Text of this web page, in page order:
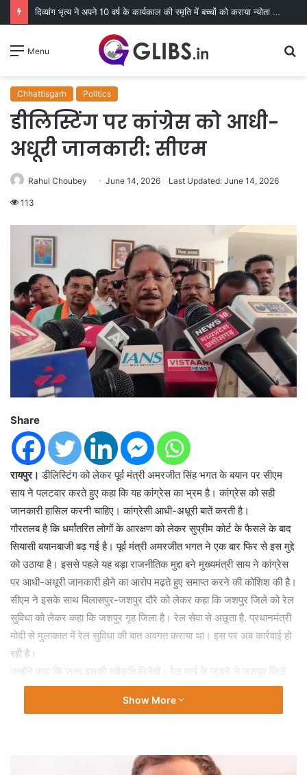
दिव्यांग भृत्य ने अपने 10 वर्ष के कार्यकाल की स्मृति में बच्चों को कराया न्योता भोज
Menu
Chhattisgarh Politics
डीलिस्टिंग पर कांग्रेस को आधी-
अधूरी जानकारी: सीएम
Rahul Choubey June 14, 2026 Last Updated: June 14, 2026
113
Share
रायपुर। डीलिस्टिंग को लेकर पूर्व मंत्री अमरजीत सिंह भगत के बयान पर सीएम
साय ने पलटवार करते हुए कहा कि यह कांग्रेस का भ्रम है। कांग्रेस को सही
जानकारी हासिल करनी चाहिए। कांग्रेसी आधी-अधूरी बातें करती है।
गौरतलब है कि धर्मांतरित लोगों के आरक्षण को लेकर सुप्रीम कोर्ट के फैसले के बाद
सियासी बयानबाजी बढ़ गई है। पूर्व मंत्री अमरजीत भगत ने एक बार फिर से इस मुद्दे
को उठाया है। इससे पहले यह बड़ा राजनीतिक मुद्दा बने मुख्यमंत्री साय ने कांग्रेस
पर आधी-अधूरी जानकारी होने का आरोप मढ़ते हुए समाप्त करने की कोशिश की है।
सीएम ने इसके साथ बिलासपुर-जशपुर दौरे को लेकर कहा कि जशपुर जिले को रेल
सुविधा को लेकर कहा कि जशपुर गृह जिला है। रेल सेवा से अछूता है. प्रधानमंत्री
मोदी से मुलाकात में रेल सुविधा की बात अवगत कराया था। इस पर अब कार्रवाई हो
रही है।
उन्होंने कहा कि जल्द इसकी स्वीकृति मिलेगी। रेल मार्ग के जुड़ने से जशपुर जिले
को फायदा होगा। व्यापार और व्यापारियों को फायदा मिलेगा।
Show More